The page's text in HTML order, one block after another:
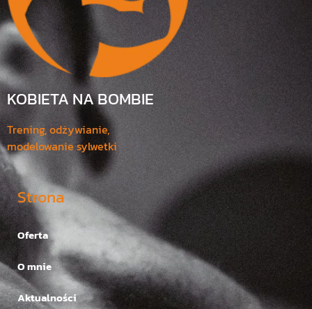
KOBIETA NA BOMBIE
Trening, odżywianie,
modelowanie sylwetki
Strona
Oferta
O mnie
Aktualności